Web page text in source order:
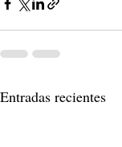
Entradas recientes